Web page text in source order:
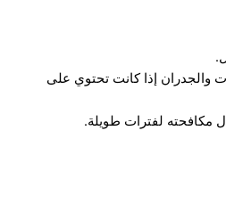
والجدران إذا كانت تحتوي على
مكافحته لفترات طويلة.